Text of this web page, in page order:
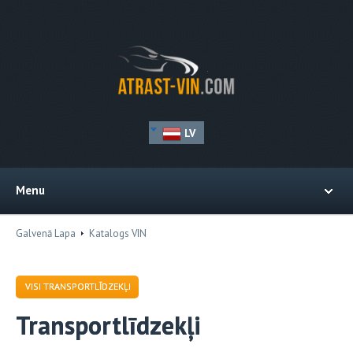
LV
Menu
Galvenā Lapa Katalogs VIN
VISI TRANSPORTLĪDZEKĻI
Transportlīdzekļi